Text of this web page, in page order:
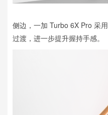
侧边，一加 Turbo 6X Pro 采
过渡，进一步提升握持手感。